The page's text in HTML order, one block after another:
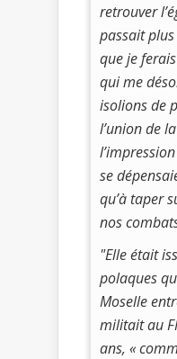
retrouver
passait
que je
qui me
isolions de
l’union de
se
qu’à taper
nos
"Elle était
polaques
Moselle
militait au
ans, «